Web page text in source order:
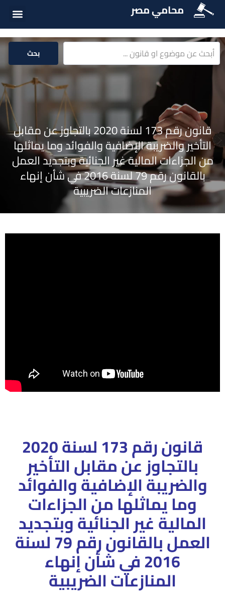
محامي مصر
بحث
قانون رقم 173 لسنة 2020 بالتجاوز عن مقابل
التأخير والضريبة الإضافية والفوائد وما يماثلها
من الجزاءات المالية غير الجنائية وبتجديد العمل
بالقانون رقم 79 لسنة 2016 في شأن إنهاء
المنازعات الضريبية
قانون رقم 173 لسنة 2020
بالتجاوز عن مقابل التأخير
والضريبة الإضافية والفوائد
وما يماثلها من الجزاءات
المالية غير الجنائية وبتجديد
العمل بالقانون رقم 79 لسنة
2016 في شأن إنهاء
المنازعات الضريبية